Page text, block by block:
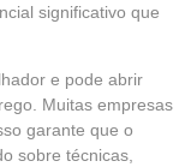
significativo que
e pode abrir
Muitas empresas
garante que o
sobre técnicas,